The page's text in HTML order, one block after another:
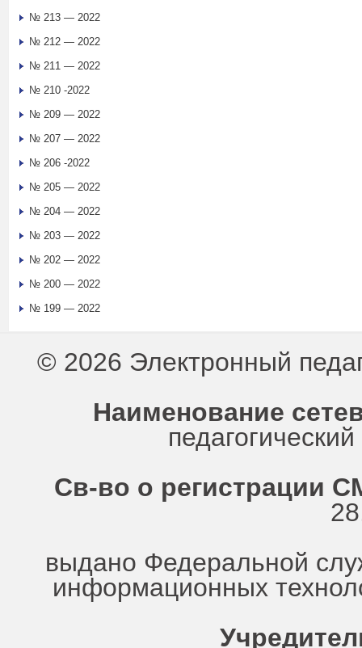
№ 213 — 2022
№ 212 — 2022
№ 211 — 2022
№ 210 -2022
№ 209 — 2022
№ 207 — 2022
№ 206 -2022
№ 205 — 2022
№ 204 — 2022
№ 203 — 2022
№ 202 — 2022
№ 200 — 2022
№ 199 — 2022
© 2026 Электронный
Наименование
Св-во о регистрации
выдано Федеральной
информационных